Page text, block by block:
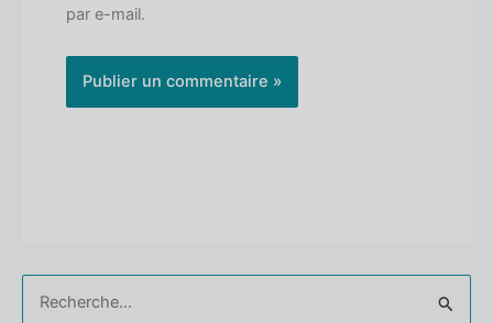
par e-mail.
Rechercher :